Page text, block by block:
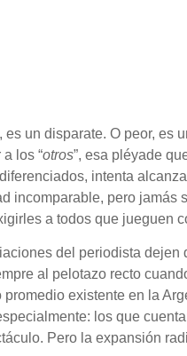
, es un disparate. O peor, es
los “otros”, esa pléyade
intenta
incomparable, pero
a todos que jueguen
del periodista
al pelotazo recto
existente en la
los que
Pero la expansión